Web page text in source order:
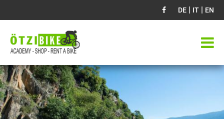
DE | IT | EN